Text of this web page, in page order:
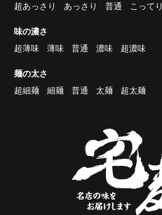
超あっさり
あっさり 普通 こってり
味の濃さ
超薄味
薄味 普通 濃味 超濃味
麺の太さ
超細麺
細麺 普通 太麺 超太麺